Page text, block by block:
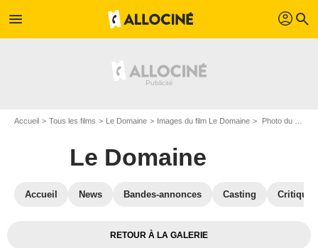
menu profil search
Accueil Tous les films Le Domaine Images du film Le Domaine Photo du film Le Domaine - Photo 3
Le Domaine
Accueil News Bandes-annonces Casting
RETOUR À LA GALERIE